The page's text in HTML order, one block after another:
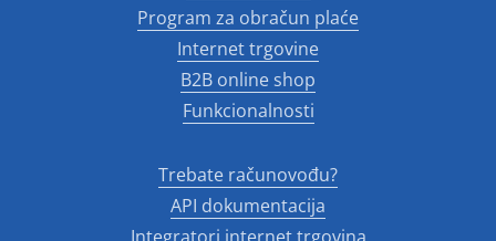
Program za obračun plaće
Internet trgovine
B2B online shop
Funkcionalnosti
Trebate računovođu?
API dokumentacija